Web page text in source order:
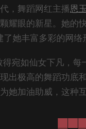
，舞蹈网红主播恩
耀眼的新星。她的
她丰富多彩的网络
宛如仙女下凡，
出极高的舞蹈功底
她加油助威，这种